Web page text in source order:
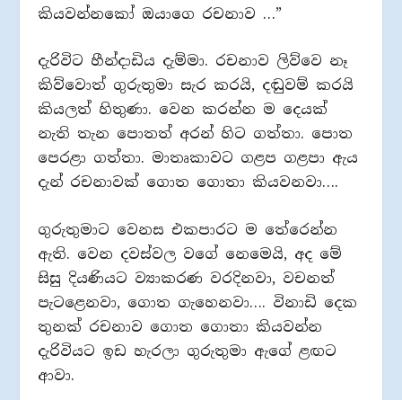
කියවන්නකෝ ඔයාගෙ රචනාව …”
දැරිවිට හීන්දාඩිය දැම්මා. රචනාව ලිව්වෙ නෑ
කිව්වොත් ගුරුතුමා සැර කරයි, දඬුවම් කරයි
කියලත් හිතුණා. වෙන කරන්න ම දෙයක්
නැති තැන පොතත් අරන් හිට ගත්තා. පොත
පෙරළා ගත්තා. මාතෘකාවට ගළප ගළපා ඇය
දැන් රචනාවක් ගොත ගොතා කියවනවා….
ගුරුතුමාට වෙනස එකපාරට ම තේරෙන්න
ඇති. වෙන දවස්වල වගේ නෙමෙයි, අද මේ
සිසු දියණියට ව්‍යාකරණ වරදිනවා, වචනත්
පැටළෙනවා, ගොත ගැහෙනවා…. විනාඩි දෙක
තුනක් රචනාව ගොත ගොතා කියවන්න
දැරිවියට ඉඩ හැරලා ගුරුතුමා ඇගේ ළඟට
ආවා.